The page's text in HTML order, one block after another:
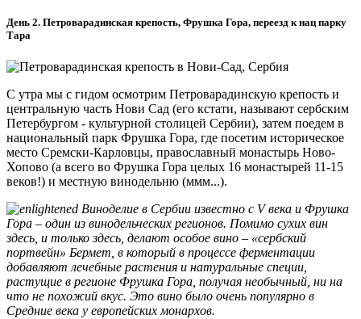
День 2. Петроварадинская крепость, Фрушка Гора, переезд к нац парку
Тара
С утра мы с гидом осмотрим Петроварадинскую крепость и
центральную часть Нови Сад (его кстати, называют сербским
Петербургом - культурной столицей Сербии), затем поедем в
национальный парк Фрушка Гора, где посетим историческое
место Сремски-Карловцы, православный монастырь Ново-
Хопово (а всего во Фрушка Гора целых 16 монастырей 11-15
веков!) и местную винодельню (ммм...).
Виноделие в Сербии известно с V века и Фрушка
Гора – один из винодельческих регионов. Помимо сухих вин
здесь, и только здесь, делают особое вино – «сербский
портвейн» Бермет, в который в процессе ферментации
добавляют лечебные растения и натуральные специи,
растущие в регионе Фрушка Гора, получая необычный, ни на
что не похожий вкус. Это вино было очень популярно в
Средние века у европейских монархов.